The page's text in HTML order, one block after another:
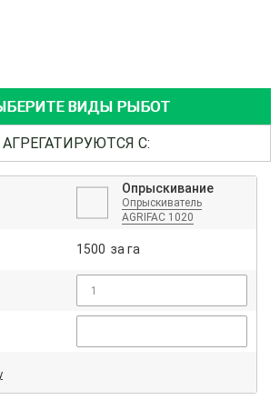
ВИДЫ РЫБОТ
АГРЕГАТИРУЮТСЯ С:
Опрыскивание
Опрыскиватель
AGRIFAC 1020
1500 за га